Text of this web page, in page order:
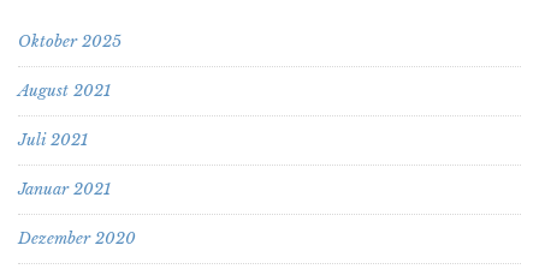
Oktober 2025
August 2021
Juli 2021
Januar 2021
Dezember 2020